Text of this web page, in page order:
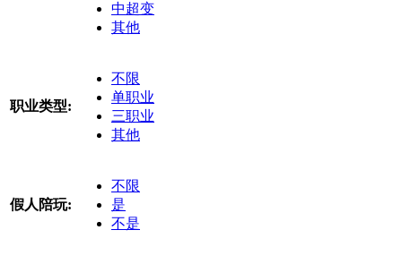
中超变
其他
职业类型:
不限
单职业
三职业
其他
假人陪玩:
不限
是
不是